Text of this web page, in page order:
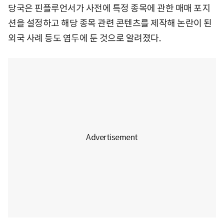
당국은 핀플루언서가 사전에 특정 종목에 관한 매매 포지
션을 설정하고 해당 종목 관련 콘텐츠를 제작해 논란이 된
외국 사례 등도 염두에 둔 것으로 알려졌다.